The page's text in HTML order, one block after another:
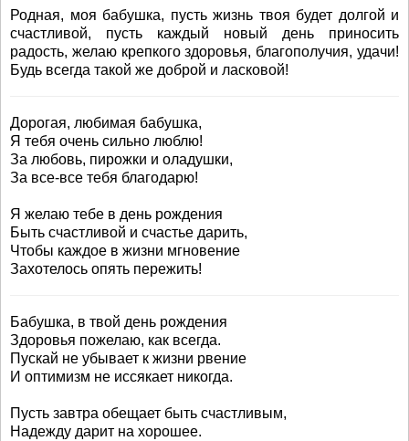
Родная, моя бабушка, пусть жизнь твоя будет долгой и
счастливой, пусть каждый новый день приносить
радость, желаю крепкого здоровья, благополучия, удачи!
Будь всегда такой же доброй и ласковой!
Дорогая, любимая бабушка,
Я тебя очень сильно люблю!
За любовь, пирожки и оладушки,
За все-все тебя благодарю!
Я желаю тебе в день рождения
Быть счастливой и счастье дарить,
Чтобы каждое в жизни мгновение
Захотелось опять пережить!
Бабушка, в твой день рождения
Здоровья пожелаю, как всегда.
Пускай не убывает к жизни рвение
И оптимизм не иссякает никогда.
Пусть завтра обещает быть счастливым,
Надежду дарит на хорошее.